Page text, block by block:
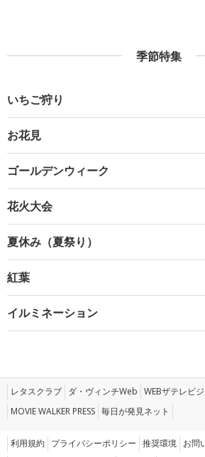
季節特集
いちご狩り
お花見
ゴールデンウィーク
花火大会
夏休み（夏祭り）
紅葉
イルミネーション
レタスクラブ ダ・ヴィンチWeb WEBザテレビ
MOVIE WALKER PRESS 毎日が発見ネット
利用規約 プライバシーポリシー 推奨環境 お問